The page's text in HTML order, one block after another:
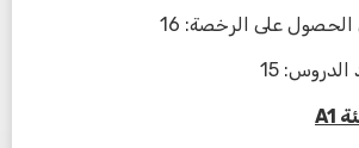
على الرخصة: 16
15
A1